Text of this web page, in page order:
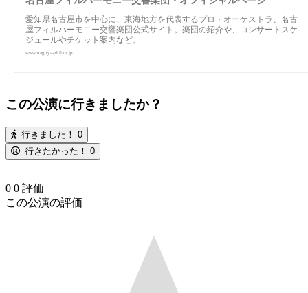
愛知県名古屋市を中心に、東海地方を代表するプロ・オーケストラ、名古
屋フィルハーモニー交響楽団公式サイト。楽団の紹介や、コンサートスケ
ジュールやチケット案内など。
www.nagoya-phil.or.jp
この公演に行きましたか？
行きました！ 0
行きたかった！ 0
0 0 評価
この公演の評価